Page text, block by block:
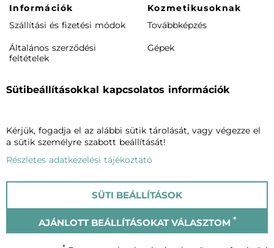
Információk
Szállítási és fizetési módok
Általános szerződési
feltételek
Kozmetikusoknak
Továbbképzés
Gépek
Termékeink
Arcápolás
Testápolás
Napozók
Cégünkről
Vagheggiről
Szalonkereső
Blog
Kapcsolat
Sütibeállításokkal kapcsolatos információk
Kérjük, fogadja el az alábbi sütik tárolását, vagy végezze el
a sütik személyre szabott beállítását!
Részletes adatkezelési tájékoztató
SÜTI BEÁLLÍTÁSOK
AJÁNLOTT BEÁLLÍTÁSOKAT VÁLASZTOM *